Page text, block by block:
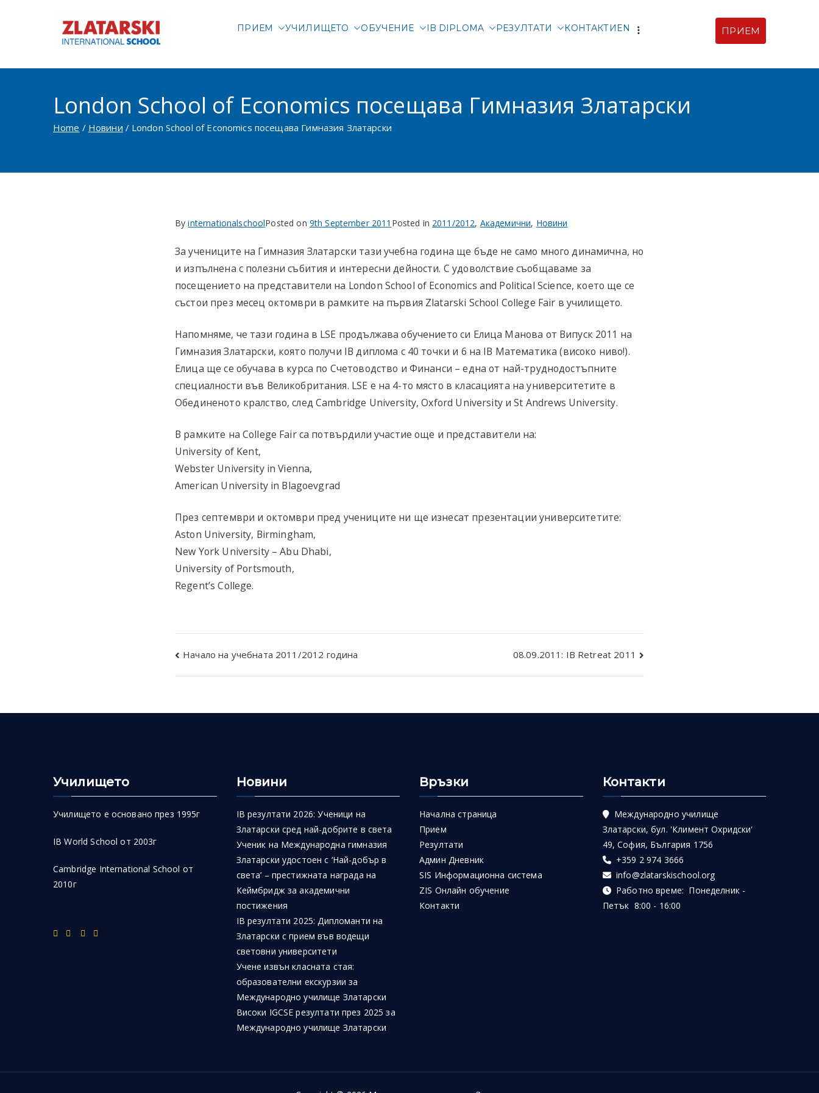
Международно училище в София
ПРИЕМ УЧИЛИЩЕТО ОБУЧЕНИЕ IB DIPLOMA РЕЗУЛТАТИ КОНТАКТИEN ПРИЕМ
London School of Economics посещава Гимназия Златарски
Home Новини London School of Economics посещава Гимназия Златарски
ByinternationalschoolPosted on 9th September 2011 Posted in 2011/2012, Академични, Новини
За учениците на Гимназия Златарски тази учебна година ще бъде не само много динамична, но
и изпълнена с полезни събития и интересни дейности. С удоволствие съобщаваме за
посещението на представители на London School of Economics and Political Science, което ще се
състои през месец октомври в рамките на първия Zlatarski School College Fair в училището.
Напомняме, че тази година в LSE продължава обучението си Елица Манова от Випуск 2011 на
Гимназия Златарски, която получи IB диплома с 40 точки и 6 на IB Математика (високо ниво!).
Елица ще се обучава в курса по Счетоводство и Финанси – една от най-труднодостъпните
специалности във Великобритания. LSE е на 4-то място в класацията на университетите в
Обединеното кралство, след Cambridge University, Oxford University и St Andrews University.
В рамките на College Fair са потвърдили участие още и представители на:
University of Kent,
Webster University in Vienna,
American University in Blagoevgrad
През септември и октомври пред учениците ни ще изнесат презентации университетите:
Aston University, Birmingham,
New York University – Abu Dhabi,
University of Portsmouth,
Regent’s College.
Post
navigation
Начало на учебната 2011/2012 година 08.09.2011: IB Retreat 2011
Училището
Училището е основано през 1995г
IB World School от 2003г
Cambridge International School от
2010г
Новини
IB резултати 2026: Ученици на
Златарски сред най-добрите в света
Ученик на Международна гимназия
Златарски удостоен с ‘Най-добър в
света’ – престижната награда на
Кеймбридж за академични
постижения
IB резултати 2025: Дипломанти на
Златарски с прием във водещи
световни университети
Учене извън класната стая:
образователни екскурзии за
Международно училище Златарски
Високи IGCSE резултати през 2025 за
Международно училище Златарски
Връзки
Начална страница
Прием
Резултати
Админ Дневник
SIS Информационна система
ZIS Онлайн обучение
Контакти
Контакти
Международно училище
Златарски, бул. 'Климент Охридски'
49, София, България 1756
+359 2 974 3666
info@zlatarskischool.org
Работно време: Понеделник -
Петък 8:00 - 16:00